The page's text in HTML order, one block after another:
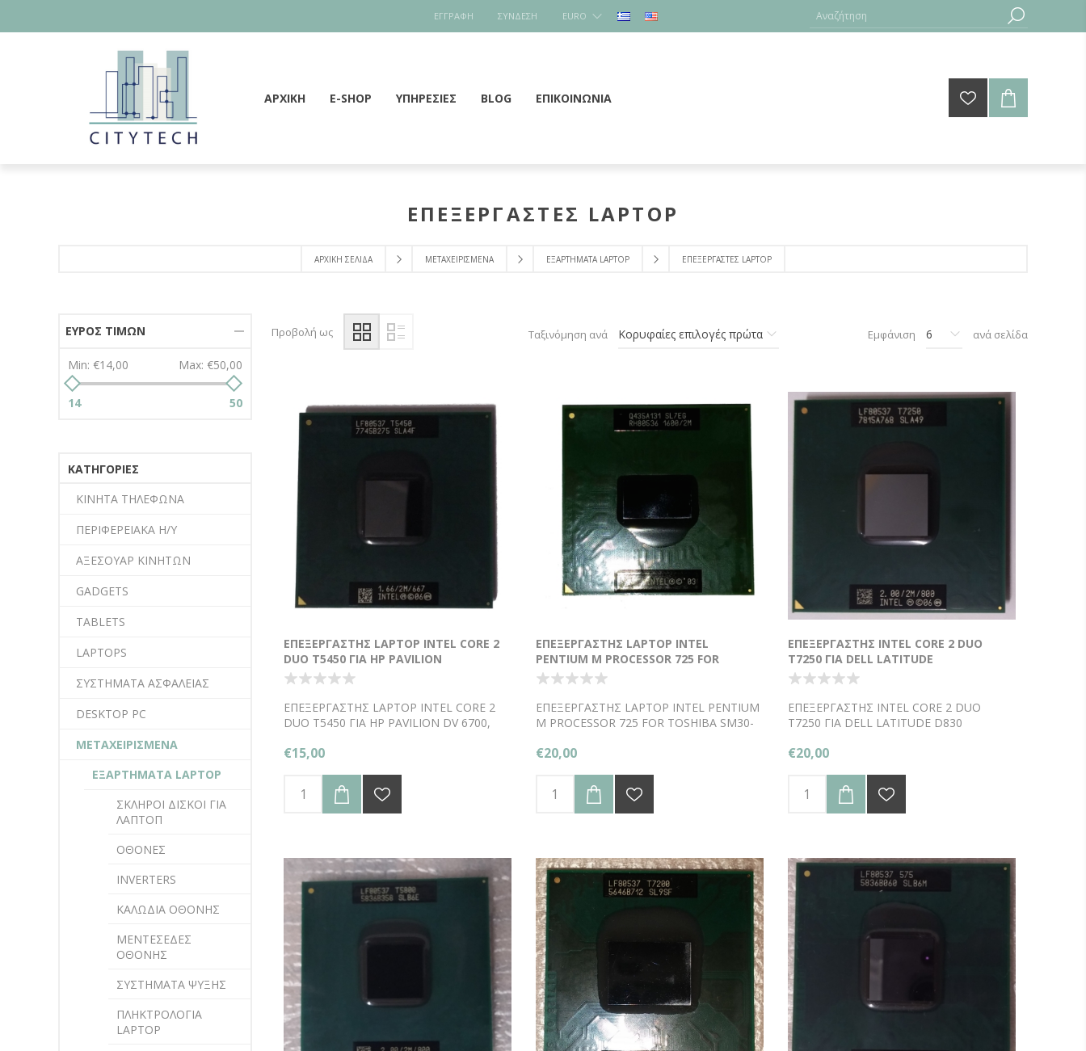
ΕΓΓΡΑΦΉ ΣΎΝΔΕΣΗ EURO
ΑΡΧΙΚΗ E-SHOP ΥΠΗΡΕΣΙΕΣ BLOG ΕΠΙΚΟΙΝΩΝΊΑ
ΑΡΧΙΚΉ ΣΕΛΊΔΑ ΜΕΤΑΧΕΙΡΙΣΜΕΝΑ ΕΞΑΡΤΗΜΑΤΑ LAPTOP ΕΠΕΞΕΡΓΑΣΤΕΣ LAPTOP
ΕΠΕΞΕΡΓΑΣΤΕΣ LAPTOP
Προβολή ως Ταξινόμηση ανά Εμφάνιση ανά σελίδα
ΕΠΕΞΕΡΓΑΣΤΗΣ LAPTOP INTEL CORE 2
DUO T5450 ΓΙΑ HP PAVILION
ΕΠΕΞΕΡΓΑΣΤΗΣ LAPTOP INTEL CORE 2
DUO T5450 ΓΙΑ HP PAVILION DV 6700,
€15,00
ΕΠΕΞΕΡΓΑΣΤΗΣ LAPTOP INTEL
PENTIUM M PROCESSOR 725 FOR
TOSHIBA
ΕΠΕΞΕΡΓΑΣΤΗΣ LAPTOP INTEL PENTIUM
M PROCESSOR 725 FOR TOSHIBA SM30-
€20,00
ΕΠΕΞΕΡΓΑΣΤΗΣ INTEL CORE 2 DUO
T7250 ΓΙΑ DELL LATITUDE
ΕΠΕΞΕΡΓΑΣΤΗΣ INTEL CORE 2 DUO
T7250 ΓΙΑ DELL LATITUDE D830
€20,00
ΕΎΡΟΣ ΤΙΜΏΝ
Min: €14,00 Max: €50,00
14 50
ΚΑΤΗΓΟΡΊΕΣ
ΚΙΝΗΤΑ ΤΗΛΕΦΩΝΑ
ΠΕΡΙΦΕΡΕΙΑΚΑ Η/Υ
ΑΞΕΣΟΥΑΡ ΚΙΝΗΤΩΝ
GADGETS
TABLETS
LAPTOPS
ΣΥΣΤΗΜΑΤΑ ΑΣΦΑΛΕΙΑΣ
DESKTOP PC
ΜΕΤΑΧΕΙΡΙΣΜΕΝΑ
ΕΞΑΡΤΗΜΑΤΑ LAPTOP
ΣΚΛΗΡΟΙ ΔΙΣΚΟΙ ΓΙΑ
ΛΑΠΤΟΠ
ΟΘΟΝΕΣ
INVERTERS
ΚΑΛΩΔΙΑ ΟΘΟΝΗΣ
ΜΕΝΤΕΣΕΔΕΣ
ΟΘΟΝΗΣ
ΣΥΣΤΗΜΑΤΑ ΨΥΞΗΣ
ΠΛΗΚΤΡΟΛΟΓΙΑ
LAPTOP